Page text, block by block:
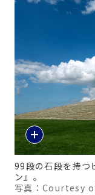
99段の石段を持つ
ン』。
写真：Courtesy